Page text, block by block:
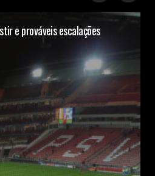
e prováveis escalações